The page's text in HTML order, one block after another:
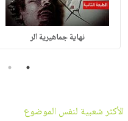
نهاية جماهيرية الر
1
2
الأكثر شعبية لنفس الموضوع